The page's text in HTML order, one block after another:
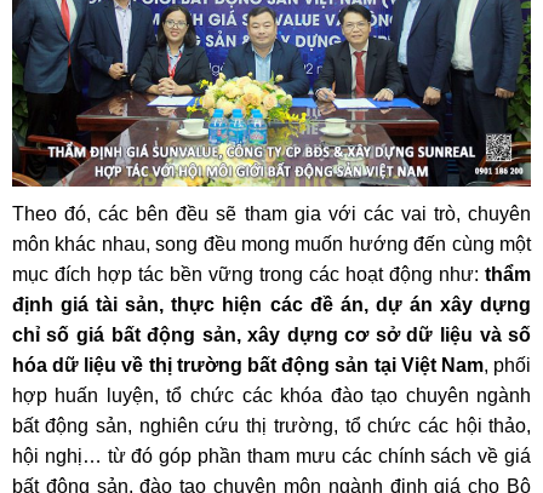
Theo đó, các bên đều sẽ tham gia với các vai trò, chuyên
môn khác nhau, song đều mong muốn hướng đến cùng một
mục đích hợp tác bền vững trong các hoạt động như:thẩm
định giá tài sản, thực hiện các đề án, dự án xây dựng
chỉ số giábất động sản, xây dựng cơ sở dữ liệu và số
hóa dữ liệu về thị trường bất động sản tại Việt Nam, phối
hợp huấn luyện, tổ chức các khóa đào tạo chuyên ngành
bất động sản, nghiên cứu thị trường, tổ chức các hội thảo,
hội nghị… từ đó góp phần tham mưu các chính sách về giá
bất động sản, đào tạo chuyên môn ngành định giá cho Bộ